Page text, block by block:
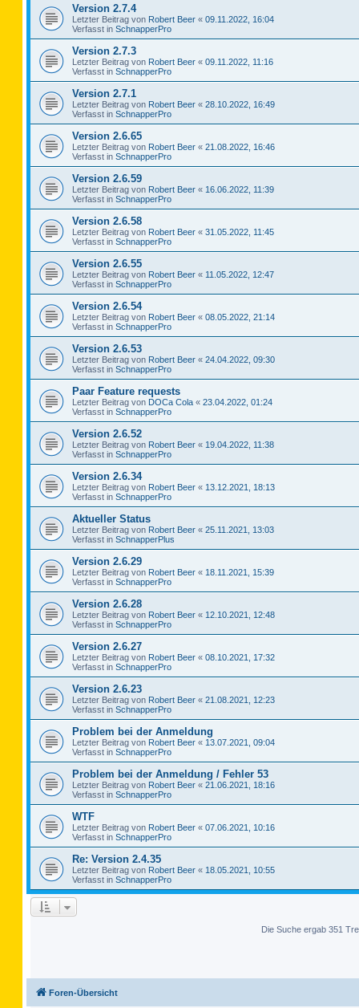
Version 2.7.4
Letzter Beitrag von Robert Beer « 09.11.2022, 16:04
Verfasst in SchnapperPro
Version 2.7.3
Letzter Beitrag von Robert Beer « 09.11.2022, 11:16
Verfasst in SchnapperPro
Version 2.7.1
Letzter Beitrag von Robert Beer « 28.10.2022, 16:49
Verfasst in SchnapperPro
Version 2.6.65
Letzter Beitrag von Robert Beer « 21.08.2022, 16:46
Verfasst in SchnapperPro
Version 2.6.59
Letzter Beitrag von Robert Beer « 16.06.2022, 11:39
Verfasst in SchnapperPro
Version 2.6.58
Letzter Beitrag von Robert Beer « 31.05.2022, 11:45
Verfasst in SchnapperPro
Version 2.6.55
Letzter Beitrag von Robert Beer « 11.05.2022, 12:47
Verfasst in SchnapperPro
Version 2.6.54
Letzter Beitrag von Robert Beer « 08.05.2022, 21:14
Verfasst in SchnapperPro
Version 2.6.53
Letzter Beitrag von Robert Beer « 24.04.2022, 09:30
Verfasst in SchnapperPro
Paar Feature requests
Letzter Beitrag von DOCa Cola « 23.04.2022, 01:24
Verfasst in SchnapperPro
Version 2.6.52
Letzter Beitrag von Robert Beer « 19.04.2022, 11:38
Verfasst in SchnapperPro
Version 2.6.34
Letzter Beitrag von Robert Beer « 13.12.2021, 18:13
Verfasst in SchnapperPro
Aktueller Status
Letzter Beitrag von Robert Beer « 25.11.2021, 13:03
Verfasst in SchnapperPlus
Version 2.6.29
Letzter Beitrag von Robert Beer « 18.11.2021, 15:39
Verfasst in SchnapperPro
Version 2.6.28
Letzter Beitrag von Robert Beer « 12.10.2021, 12:48
Verfasst in SchnapperPro
Version 2.6.27
Letzter Beitrag von Robert Beer « 08.10.2021, 17:32
Verfasst in SchnapperPro
Version 2.6.23
Letzter Beitrag von Robert Beer « 21.08.2021, 12:23
Verfasst in SchnapperPro
Problem bei der Anmeldung
Letzter Beitrag von Robert Beer « 13.07.2021, 09:04
Verfasst in SchnapperPro
Problem bei der Anmeldung / Fehler 53
Letzter Beitrag von Robert Beer « 21.06.2021, 18:16
Verfasst in SchnapperPro
WTF
Letzter Beitrag von Robert Beer « 07.06.2021, 10:16
Verfasst in SchnapperPro
Re: Version 2.4.35
Letzter Beitrag von Robert Beer « 18.05.2021, 10:55
Verfasst in SchnapperPro
Die Suche ergab 351
Foren-Übersicht